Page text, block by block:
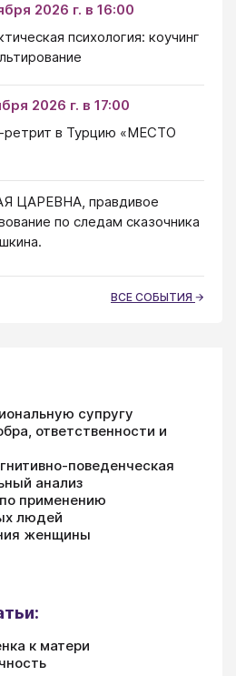
2026 г. в 16:00
психология: коучинг
2026 г. в 17:00
ретрит в Турцию «МЕСТО
ЦАРЕВНА, правдивое
по следам сказочника
ВСЕ СОБЫТИЯ
супругу
ответственности и
поведенческая
анализ
применению
людей
женщины
к матери